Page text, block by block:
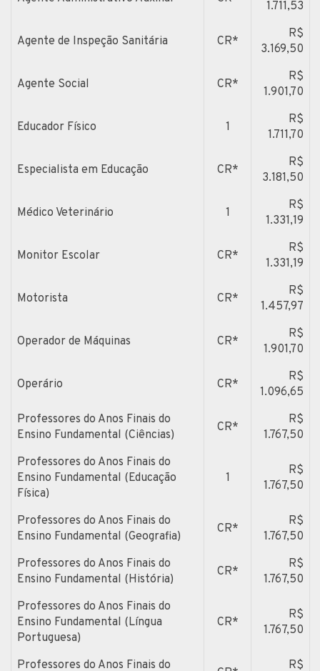
1.711,53
Agente de Inspeção Sanitária CR*
R$
3.169,50
Agente Social CR*
R$
1.901,70
Educador Físico 1
R$
1.711,70
Especialista em Educação CR*
R$
3.181,50
Médico Veterinário 1
R$
1.331,19
Monitor Escolar CR*
R$
1.331,19
Motorista CR*
R$
1.457,97
Operador de Máquinas CR*
R$
1.901,70
Operário CR*
R$
1.096,65
Professores do Anos Finais do
Ensino Fundamental (Ciências)
CR*
R$
1.767,50
Professores do Anos Finais do
Ensino Fundamental (Educação
Física)
1
R$
1.767,50
Professores do Anos Finais do
Ensino Fundamental (Geografia)
CR*
R$
1.767,50
Professores do Anos Finais do
Ensino Fundamental (História)
CR*
R$
1.767,50
Professores do Anos Finais do
Ensino Fundamental (Língua
Portuguesa)
CR*
R$
1.767,50
Professores do Anos Finais do
R$